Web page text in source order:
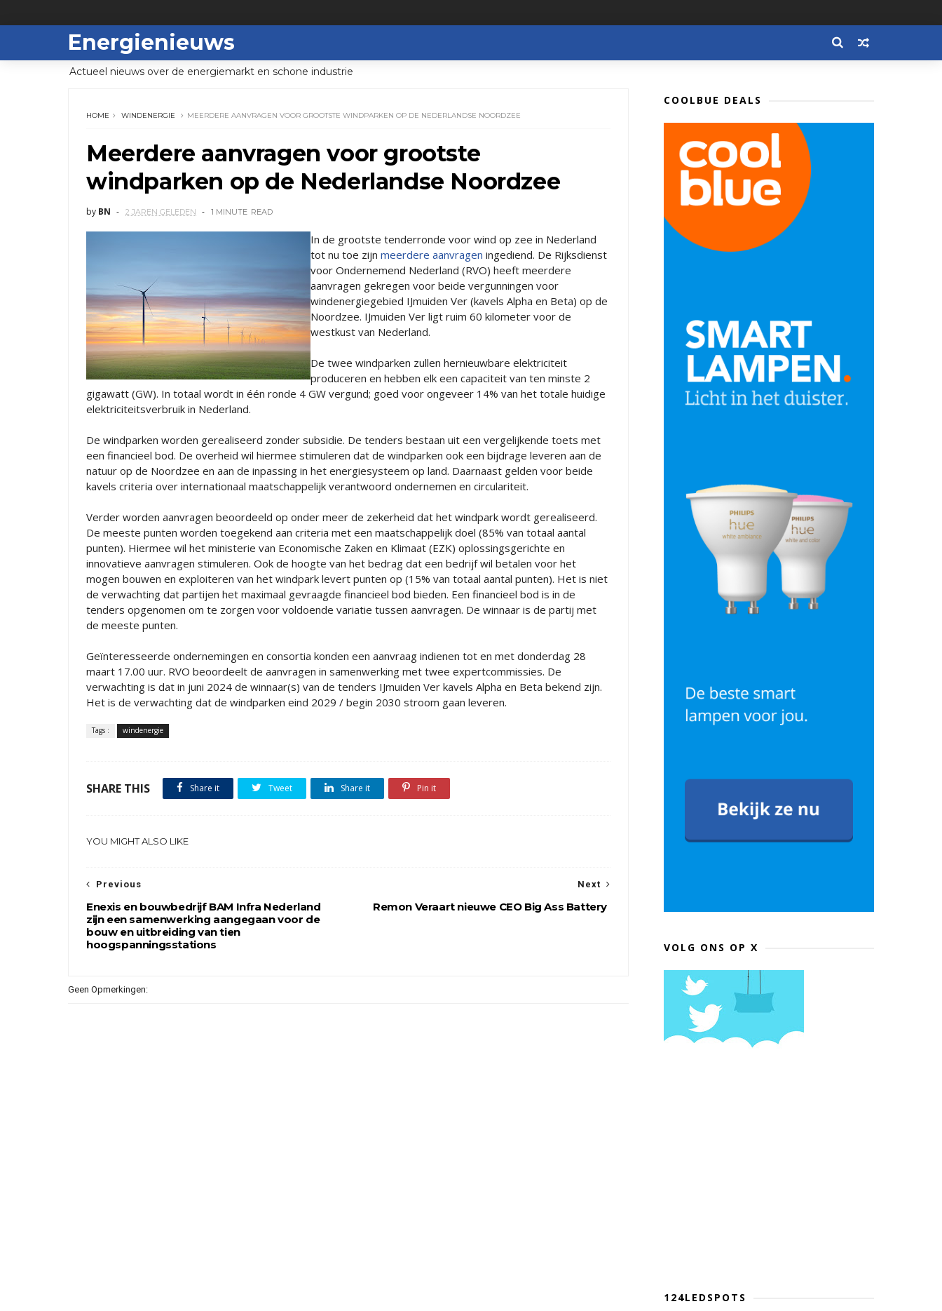
Energienieuws
Actueel nieuws over de energiemarkt en schone industrie
HOME WINDENERGIE MEERDERE AANVRAGEN VOOR GROOTSTE WINDPARKEN OP DE NEDERLANDSE NOORDZEE
Meerdere aanvragen voor grootste
windparken op de Nederlandse Noordzee
by BN 2 JAREN GELEDEN 1 MINUTE READ
In de grootste tenderronde voor wind op zee in Nederland
tot nu toe zijn meerdere aanvragen ingediend. De Rijksdienst
voor Ondernemend Nederland (RVO) heeft meerdere
aanvragen gekregen voor beide vergunningen voor
windenergiegebied IJmuiden Ver (kavels Alpha en Beta) op de
Noordzee. IJmuiden Ver ligt ruim 60 kilometer voor de
westkust van Nederland.
De twee windparken zullen hernieuwbare elektriciteit
produceren en hebben elk een capaciteit van ten minste 2
gigawatt (GW). In totaal wordt in één ronde 4 GW vergund; goed voor ongeveer 14% van het totale huidige
elektriciteitsverbruik in Nederland.
De windparken worden gerealiseerd zonder subsidie. De tenders bestaan uit een vergelijkende toets met
een financieel bod. De overheid wil hiermee stimuleren dat de windparken ook een bijdrage leveren aan de
natuur op de Noordzee en aan de inpassing in het energiesysteem op land. Daarnaast gelden voor beide
kavels criteria over internationaal maatschappelijk verantwoord ondernemen en circulariteit.
Verder worden aanvragen beoordeeld op onder meer de zekerheid dat het windpark wordt gerealiseerd.
De meeste punten worden toegekend aan criteria met een maatschappelijk doel (85% van totaal aantal
punten). Hiermee wil het ministerie van Economische Zaken en Klimaat (EZK) oplossingsgerichte en
innovatieve aanvragen stimuleren. Ook de hoogte van het bedrag dat een bedrijf wil betalen voor het
mogen bouwen en exploiteren van het windpark levert punten op (15% van totaal aantal punten). Het is niet
de verwachting dat partijen het maximaal gevraagde financieel bod bieden. Een financieel bod is in de
tenders opgenomen om te zorgen voor voldoende variatie tussen aanvragen. De winnaar is de partij met
de meeste punten.
Geïnteresseerde ondernemingen en consortia konden een aanvraag indienen tot en met donderdag 28
maart 17.00 uur. RVO beoordeelt de aanvragen in samenwerking met twee expertcommissies. De
verwachting is dat in juni 2024 de winnaar(s) van de tenders IJmuiden Ver kavels Alpha en Beta bekend zijn.
Het is de verwachting dat de windparken eind 2029 / begin 2030 stroom gaan leveren.
Tags : windenergie
SHARE THIS Share it Tweet Share it Pin it
YOU MIGHT ALSO LIKE
Next
Remon Veraart nieuwe CEO Big Ass Battery
Previous
Enexis en bouwbedrijf BAM Infra Nederland
zijn een samenwerking aangegaan voor de
bouw en uitbreiding van tien
hoogspanningsstations
Geen Opmerkingen:
COOLBUE DEALS
VOLG ONS OP X
124LEDSPOTS